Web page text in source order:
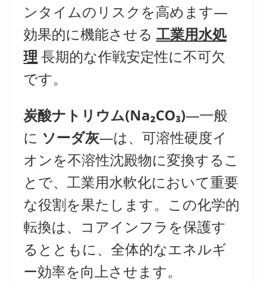
ンタイムのリスクを高めます—
効果的に機能させる 工業用水処
理 長期的な作戦安定性に不可欠
です。
炭酸ナトリウム(Na₂CO₃)—一般
に ソーダ灰—は、可溶性硬度イ
オンを不溶性沈殿物に変換するこ
とで、工業用水軟化において重要
な役割を果たします。この化学的
転換は、コアインフラを保護す
るとともに、全体的なエネルギ
ー効率を向上させます。